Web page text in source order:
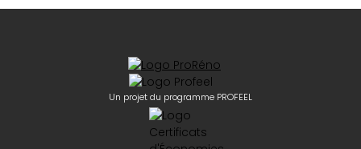
Un projet du programme PROFEEL